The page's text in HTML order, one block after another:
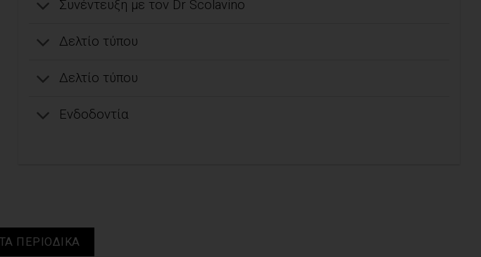
Συνέντευξη με τον Dr Scolavino
Δελτίο τύπου
Δελτίο τύπου
Ενδοδοντία
ΠΕΡΙΟΔΙΚΑ